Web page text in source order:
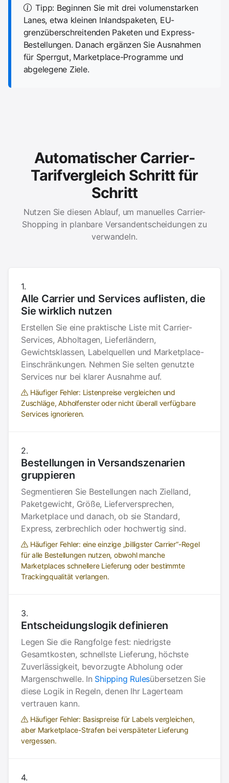
Tipp: Beginnen Sie mit drei volumenstarken
Lanes, etwa kleinen Inlandspaketen, EU-
grenzüberschreitenden Paketen und Express-
Bestellungen. Danach ergänzen Sie Ausnahmen
für Sperrgut, Marketplace-Programme und
abgelegene Ziele.
Automatischer Carrier-
Tarifvergleich Schritt für
Schritt
Nutzen Sie diesen Ablauf, um manuelles Carrier-
Shopping in planbare Versandentscheidungen zu
verwandeln.
Alle Carrier und Services auflisten, die
Sie wirklich nutzen
Erstellen Sie eine praktische Liste mit Carrier-
Services, Abholtagen, Lieferländern,
Gewichtsklassen, Labelquellen und Marketplace-
Einschränkungen. Nehmen Sie selten genutzte
Services nur bei klarer Ausnahme auf.
Häufiger Fehler: Listenpreise vergleichen und
Zuschläge, Abholfenster oder nicht überall verfügbare
Services ignorieren.
Bestellungen in Versandszenarien
gruppieren
Segmentieren Sie Bestellungen nach Zielland,
Paketgewicht, Größe, Lieferversprechen,
Marketplace und danach, ob sie Standard,
Express, zerbrechlich oder hochwertig sind.
Häufiger Fehler: eine einzige „billigster Carrier“-Regel
für alle Bestellungen nutzen, obwohl manche
Marketplaces schnellere Lieferung oder bestimmte
Trackingqualität verlangen.
Entscheidungslogik definieren
Legen Sie die Rangfolge fest: niedrigste
Gesamtkosten, schnellste Lieferung, höchste
Zuverlässigkeit, bevorzugte Abholung oder
Margenschwelle. In Shipping Rulesübersetzen Sie
diese Logik in Regeln, denen Ihr Lagerteam
vertrauen kann.
Häufiger Fehler: Basispreise für Labels vergleichen,
aber Marketplace-Strafen bei verspäteter Lieferung
vergessen.